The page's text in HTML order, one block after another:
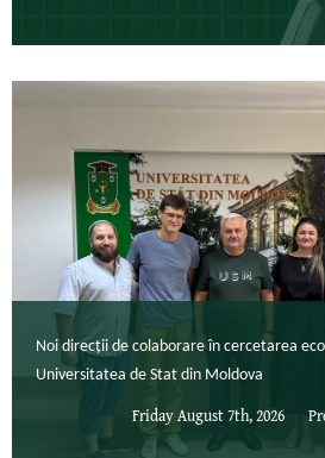
Noi direcții de colaborare în cercetarea
Universitatea de Stat din Moldova
Friday August 7th, 2026